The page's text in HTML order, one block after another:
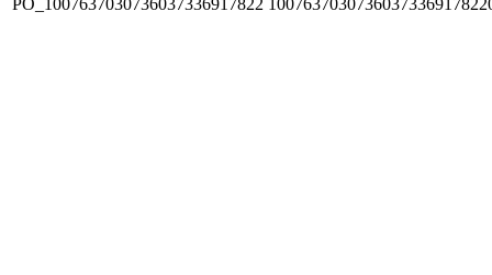
PO_1007637030736037336917822